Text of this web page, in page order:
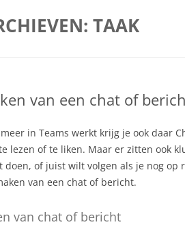
TAAK
van een chat of
in Teams werkt krijg je ook daar
lezen of te liken. Maar er zitten ook
doen, of juist wilt volgen als je nog op
van een chat of bericht.
van chat of bericht